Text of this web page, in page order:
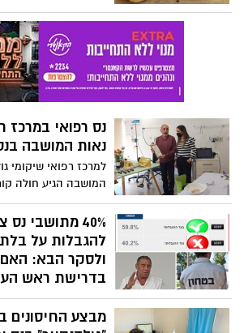
הטיפול שקיבל במוסד
שני הר-זהב
האבוקדו השפעה
בקרב בני אדם, וכי
לסייע מאוד בהורדה
נס רפואי במרכז
נאות המושבה
למרכז רפואי שיקומי
המושבה הגיע חולה
קשה, מורדם ומונשם,
אחרי הטיפול
חזר לתפקוד עצמאי
שאלוהים יעזור לכם
40% מתושבי
להגבלות על
ולסקר הבא:
בדרישת ראש
צוותי ההוראה -
ה פ ת ע
מבצע החיסונים